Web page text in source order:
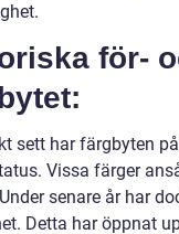
för-
sett har färgbyten
Vissa färger
senare år har
Detta har öppnat